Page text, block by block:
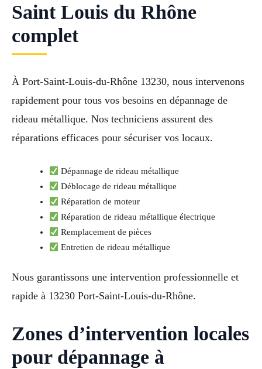
Saint Louis du Rhône
complet
À Port-Saint-Louis-du-Rhône 13230, nous intervenons
rapidement pour tous vos besoins en dépannage de
rideau métallique. Nos techniciens assurent des
réparations efficaces pour sécuriser vos locaux.
Dépannage de rideau métallique
Déblocage de rideau métallique
Réparation de moteur
Réparation de rideau métallique électrique
Remplacement de pièces
Entretien de rideau métallique
Nous garantissons une intervention professionnelle et
rapide à 13230 Port-Saint-Louis-du-Rhône.
Zones d’intervention locales
pour dépannage à